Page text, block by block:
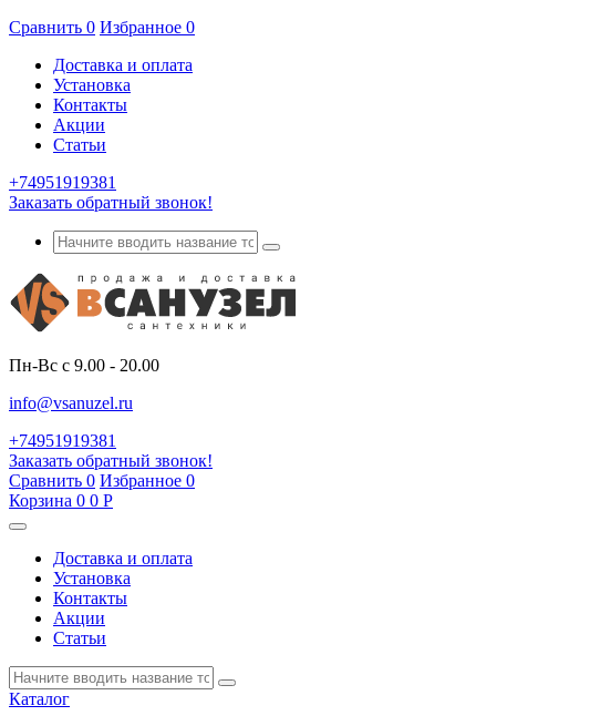
Сравнить 0 Избранное 0
Доставка и оплата
Установка
Контакты
Акции
Статьи
+74951919381
Заказать обратный звонок!
Пн-Вс с 9.00 - 20.00
info@vsanuzel.ru
+74951919381
Заказать обратный звонок!
Сравнить 0 Избранное 0
Корзина 0 0 Р
Доставка и оплата
Установка
Контакты
Акции
Статьи
Каталог